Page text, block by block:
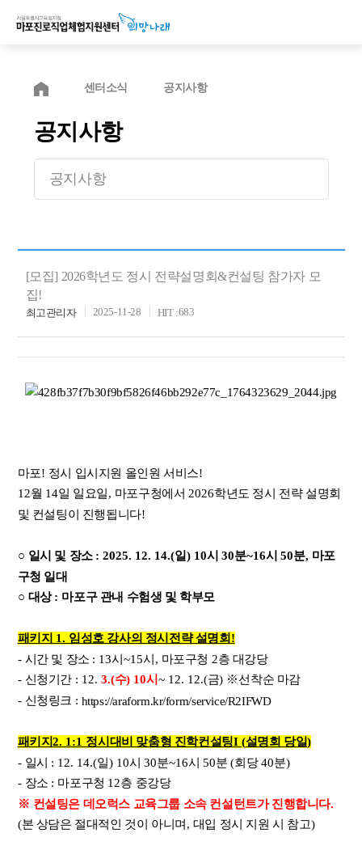
센터소식 공지사항
공지사항
공지사항
[모집] 2026학년도 정시 전략설명회&컨설팅 참가자 모
집!
최고관리자 2025-11-28 HIT :683
마포! 정시 입시지원 올인원 서비스!
12월 14일 일요일, 마포구청에서 2026학년도 정시 전략 설명회
및 컨설팅이 진행됩니다!
○ 일시 및 장소 : 2025. 12. 14.(일) 10시30분~16시 50분, 마포
구청 일대
○ 대상: 마포구 관내 수험생 및 학부모
패키지 1. 임성호 강사의 정시전략 설명회 !
- 시간 및 장소 : 13시~15시, 마포구청 2층 대강당
- 신청기간 : 12. 3.(수) 10시 ~ 12. 12.(금) ※선착순 마감
- 신청링크 : https://araform.kr/form/service/R2IFWD
패키지2. 1:1 정시대비 맞춤형 진학컨설팅I (설명회 당일)
- 일시 : 12. 14.(일) 10시 30분~16시 50분(회당40분)
- 장소 : 마포구청 12층 중강당
※ 컨설팅은 데오럭스 교육그룹 소속 컨설턴트가 진행합니다.
(본 상담은 절대적인 것이 아니며 , 대입 정시 지원 시 참고)